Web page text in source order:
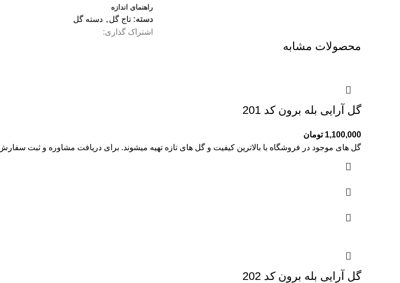
راهنمای اندازه
دسته: تاج گل , دسته گل
اشتراک گذاری:
محصولات مشابه
گل آرایی بله برون کد 201
1,100,000 تومان
گل های موجود در فروشگاه با بالاترین کیفیت و گل های تازه تهیه میشوند. برای دریافت مشاوره و ثبت
گل آرایی بله برون کد 202